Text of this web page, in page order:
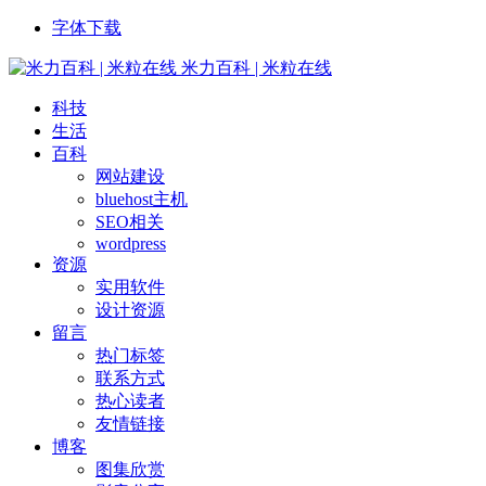
字体下载
米力百科 | 米粒在线
科技
生活
百科
网站建设
bluehost主机
SEO相关
wordpress
资源
实用软件
设计资源
留言
热门标签
联系方式
热心读者
友情链接
博客
图集欣赏